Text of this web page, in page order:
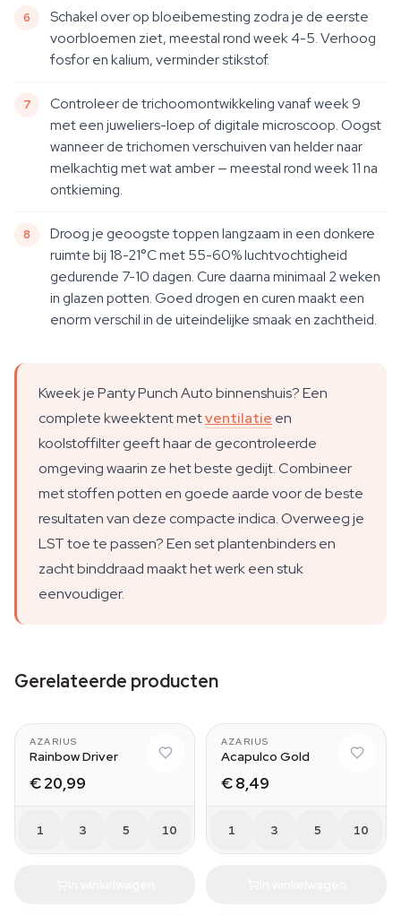
Schakel over op bloeibemesting zodra je de eerste
voorbloemen ziet, meestal rond week 4-5. Verhoog
fosfor en kalium, verminder stikstof.
Controleer de trichoomontwikkeling vanaf week 9
met een juweliers-loep of digitale microscoop. Oogst
wanneer de trichomen verschuiven van helder naar
melkachtig met wat amber — meestal rond week 11 na
ontkieming.
Droog je geoogste toppen langzaam in een donkere
ruimte bij 18-21°C met 55-60% luchtvochtigheid
gedurende 7-10 dagen. Cure daarna minimaal 2 weken
in glazen potten. Goed drogen en curen maakt een
enorm verschil in de uiteindelijke smaak en zachtheid.
Kweek je Panty Punch Auto binnenshuis? Een
complete kweektent metventilatie en
koolstoffilter geeft haar de gecontroleerde
omgeving waarin ze het beste gedijt. Combineer
met stoffen potten en goede aarde voor de beste
resultaten van deze compacte indica. Overweeg je
LST toe te passen? Een set plantenbinders en
zacht binddraad maakt het werk een stuk
eenvoudiger.
Gerelateerde producten
AZARIUS
Rainbow Driver
€ 20,99
1 3 5 10
AZARIUS
Acapulco Gold
€ 8,49
1 3 5 10